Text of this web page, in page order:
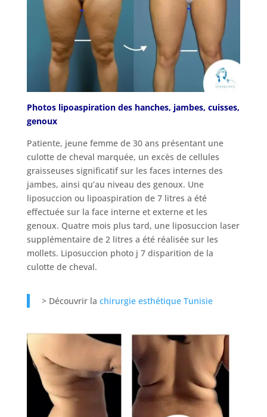
Gratuit
Photos lipoaspiration des hanches, jambes, cuisses,
genoux
Patiente, jeune femme de 30 ans présentant une
culotte de cheval marquée, un excès de cellules
graisseuses significatif sur les faces internes des
jambes, ainsi qu’au niveau des genoux. Une
liposuccion ou lipoaspiration de 7 litres a été
effectuée sur la face interne et externe et les
genoux. Quatre mois plus tard, une liposuccion laser
supplémentaire de 2 litres a été réalisée sur les
mollets. Liposuccion photo j 7 disparition de la
culotte de cheval.
> Découvrir la chirurgie esthétique Tunisie